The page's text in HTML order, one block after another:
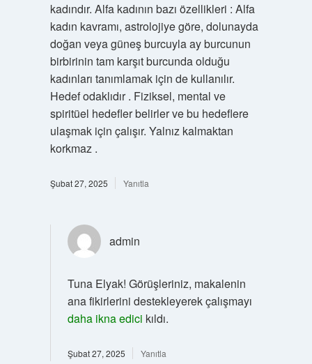
kadındır. Alfa kadının bazı özellikleri : Alfa
kadın kavramı, astrolojiye göre, dolunayda
doğan veya güneş burcuyla ay burcunun
birbirinin tam karşıt burcunda olduğu
kadınları tanımlamak için de kullanılır.
Hedef odaklıdır . Fiziksel, mental ve
spiritüel hedefler belirler ve bu hedeflere
ulaşmak için çalışır. Yalnız kalmaktan
korkmaz .
Şubat 27, 2025 Yanıtla
admin
Tuna Elyak! Görüşleriniz, makalenin
ana fikirlerini destekleyerek çalışmayı
daha ikna edici kıldı.
Şubat 27, 2025 Yanıtla